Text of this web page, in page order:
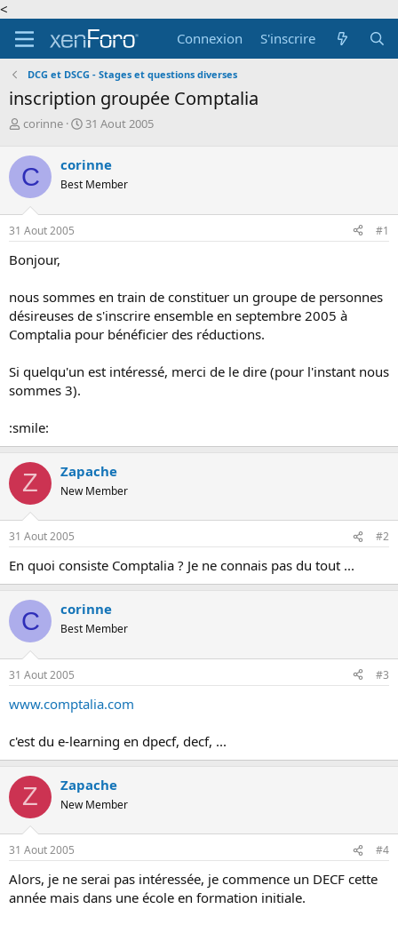
<
Connexion
S'inscrire
DCG et DSCG - Stages et questions diverses
inscription groupée Comptalia
A
t
e
u
r
d
e
a
i
s
c
s
i
n
corinne
D
e
d
d
31 Aout 2005
C corinne
Best Member
31 Aout 2005 #1
Bonjour,
nous sommes en train de constituer un groupe de personnes
désireuses de s'inscrire ensemble en septembre 2005 à
Comptalia pour bénéficier des réductions.
Si quelqu'un est intéressé, merci de le dire (pour l'instant nous
sommes 3).
:smile:
Z Zapache
New Member
31 Aout 2005 #2
En quoi consiste Comptalia ? Je ne connais pas du tout ...
C corinne
Best Member
31 Aout 2005 #3
www.comptalia.com
c'est du e-learning en dpecf, decf, ...
Z Zapache
New Member
31 Aout 2005 #4
Alors, je ne serai pas intéressée, je commence un DECF cette
année mais dans une école en formation initiale.